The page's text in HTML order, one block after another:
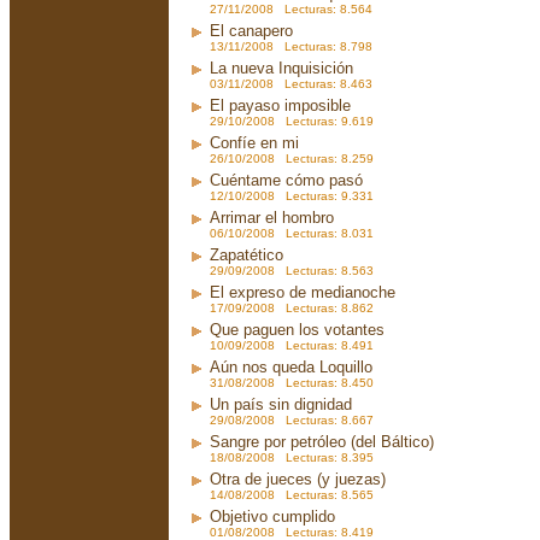
27/11/2008 Lecturas: 8.564
El canapero
13/11/2008 Lecturas: 8.798
La nueva Inquisición
03/11/2008 Lecturas: 8.463
El payaso imposible
29/10/2008 Lecturas: 9.619
Confíe en mi
26/10/2008 Lecturas: 8.259
Cuéntame cómo pasó
12/10/2008 Lecturas: 9.331
Arrimar el hombro
06/10/2008 Lecturas: 8.031
Zapatético
29/09/2008 Lecturas: 8.563
El expreso de medianoche
17/09/2008 Lecturas: 8.862
Que paguen los votantes
10/09/2008 Lecturas: 8.491
Aún nos queda Loquillo
31/08/2008 Lecturas: 8.450
Un país sin dignidad
29/08/2008 Lecturas: 8.667
Sangre por petróleo (del Báltico)
18/08/2008 Lecturas: 8.395
Otra de jueces (y juezas)
14/08/2008 Lecturas: 8.565
Objetivo cumplido
01/08/2008 Lecturas: 8.419